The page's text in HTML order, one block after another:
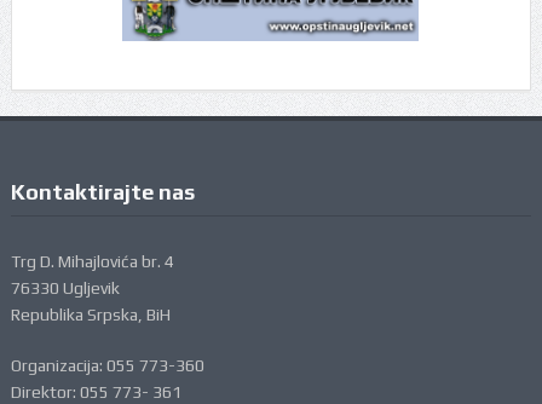
Kontaktirajte nas
Trg D. Mihajlovića br. 4
76330 Ugljevik
Republika Srpska, BiH
Organizacija: 055 773-360
Direktor: 055 773- 361